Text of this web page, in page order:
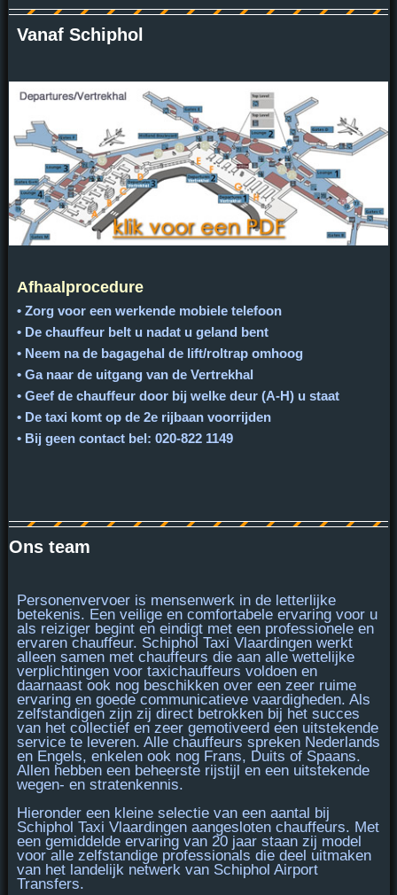
Vanaf Schiphol
Afhaalprocedure
• Zorg voor een werkende mobiele telefoon
• De chauffeur belt u nadat u geland bent
• Neem na de bagagehal de lift/roltrap omhoog
• Ga naar de uitgang van de Vertrekhal
• Geef de chauffeur door bij welke deur (A-H) u staat
• De taxi komt op de 2e rijbaan voorrijden
• Bij geen contact bel: 020-822 1149
Ons team
Personenvervoer is mensenwerkin de letterlijke
betekenis. Een veilige en comfortabele ervaring voor u
als reiziger begint en eindigt met een professionele en
ervaren chauffeur. Schiphol Taxi Vlaardingen werkt
alleen samen met chauffeurs die aan alle wettelijke
verplichtingen voor taxichauffeurs voldoenen
daarnaast ook nog beschikken over een zeer ruime
ervaringen goede communicatieve vaardigheden. Als
zelfstandigen zijn zij direct betrokken bij het succes
van het collectief en zeer gemotiveerd een uitstekende
service te leveren. Alle chauffeurs spreken Nederlands
en Engels, enkelen ook nog Frans, Duits of Spaans.
Allen hebben een beheerste rijstijl en een uitstekende
wegen- en stratenkennis.
Hieronder een kleine selectie van een aantal bij
Schiphol Taxi Vlaardingen aangesloten chauffeurs. Met
een gemiddelde ervaring van 20 jaar staan zij model
voor alle zelfstandige professionals die deel uitmaken
van het landelijk netwerk van Schiphol Airport
Transfers.